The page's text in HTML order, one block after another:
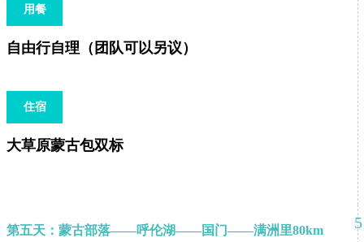
用餐
自由行自理（团队可以另议）
住宿
大草原蒙古包双标
5
第五天：蒙古部落——呼伦湖——国门——满洲里80km